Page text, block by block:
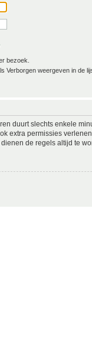
bezoek.
Verborgen weergeven in de
duurt slechts enkele
extra permissies
de regels altijd te